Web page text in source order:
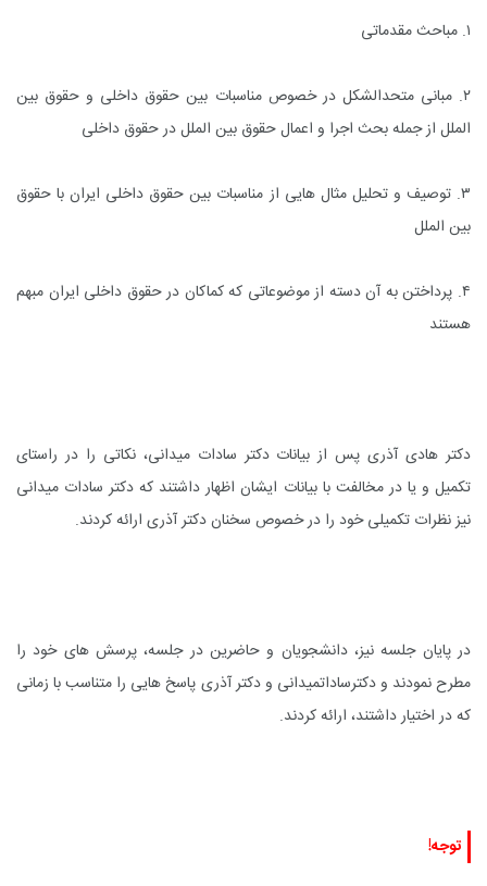
۱. مباحث مقدماتی
۲. مبانی متحدالشکل در خصوص مناسبات بین حقوق داخلی و حقوق بین
الملل از جمله بحث اجرا و اعمال حقوق بین الملل در حقوق داخلی
۳. توصیف و تحلیل مثال هایی از مناسبات بین حقوق داخلی ایران با حقوق
بین الملل
۴. پرداختن به آن دسته از موضوعاتی که کماکان در حقوق داخلی ایران مبهم
هستند
دکتر هادی آذری پس از بیانات دکتر سادات میدانی، نکاتی را در راستای
تکمیل و یا در مخالفت با بیانات ایشان اظهار داشتند که دکتر سادات میدانی
نیز نظرات تکمیلی خود را در خصوص سخنان دکتر آذری ارائه کردند.
در پایان جلسه نیز، دانشجویان و حاضرین در جلسه، پرسش های خود را
مطرح نمودند و دکترساداتمیدانی و دکتر آذری پاسخ هایی را متناسب با زمانی
که در اختیار داشتند، ارائه کردند.
توجه!